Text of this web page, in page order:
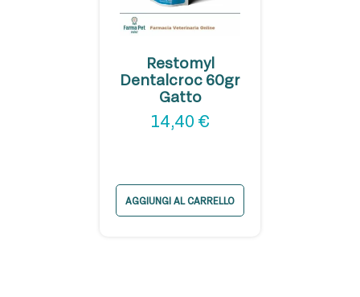
Restomyl
Dentalcroc 60gr
Gatto
14,40 €
AGGIUNGI AL CARRELLO